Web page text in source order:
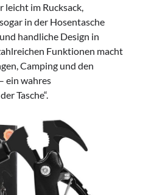
im Rucksack,
in der Hosentasche
handliche Design in
Funktionen macht
Camping und den
ein wahres
Tasche“.